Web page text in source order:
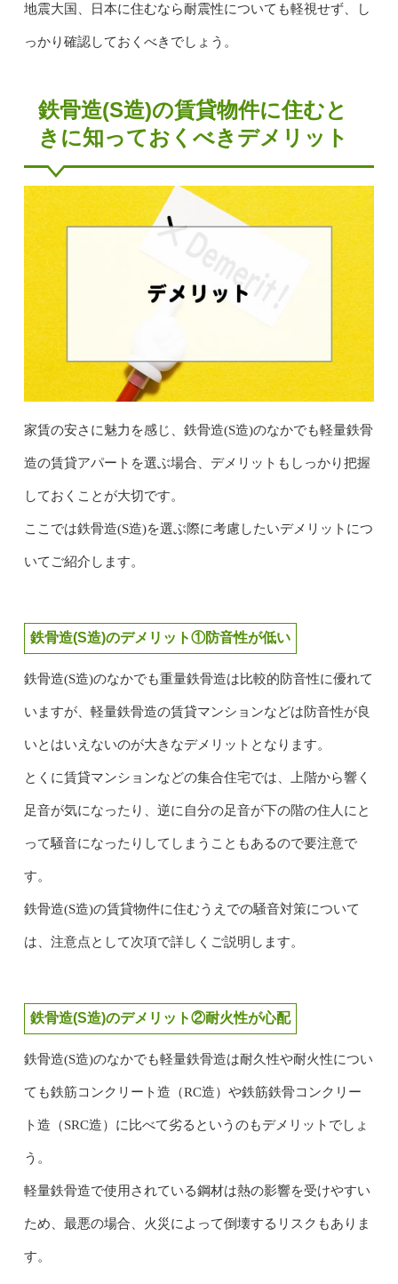
地震大国、日本に住むなら耐震性についても軽視せず、し
っかり確認しておくべきでしょう。
鉄骨造(S造)の賃貸物件に住むと
きに知っておくべきデメリット
家賃の安さに魅力を感じ、鉄骨造(S造)のなかでも軽量鉄骨
造の賃貸アパートを選ぶ場合、デメリットもしっかり把握
しておくことが大切です。
ここでは鉄骨造(S造)を選ぶ際に考慮したいデメリットにつ
いてご紹介します。
鉄骨造(S造)のデメリット①防音性が低い
鉄骨造(S造)のなかでも重量鉄骨造は比較的防音性に優れて
いますが、軽量鉄骨造の賃貸マンションなどは防音性が良
いとはいえないのが大きなデメリットとなります。
とくに賃貸マンションなどの集合住宅では、上階から響く
足音が気になったり、逆に自分の足音が下の階の住人にと
って騒音になったりしてしまうこともあるので要注意で
す。
鉄骨造(S造)の賃貸物件に住むうえでの騒音対策について
は、注意点として次項で詳しくご説明します。
鉄骨造(S造)のデメリット②耐火性が心配
鉄骨造(S造)のなかでも軽量鉄骨造は耐久性や耐火性につい
ても鉄筋コンクリート造（RC造）や鉄筋鉄骨コンクリー
ト造（SRC造）に比べて劣るというのもデメリットでしょ
う。
軽量鉄骨造で使用されている鋼材は熱の影響を受けやすい
ため、最悪の場合、火災によって倒壊するリスクもありま
す。